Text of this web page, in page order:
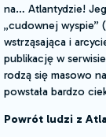
na… Atlantydzie!
„cudownej wyspie”
wstrząsająca i
publikację w
rodzą się masowo
powstała bardzo
Powrót ludzi z